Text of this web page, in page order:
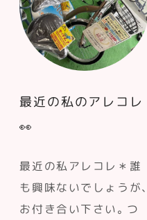
最近の私のアレコレ
👀
最近の私アレコレ＊誰
も興味ないでしょうが、
お付き合い下さい。つ